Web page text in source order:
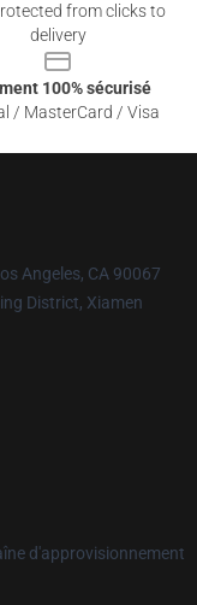
from clicks to
delivery
100% sécurisé
/ MasterCard / Visa
Angeles, CA 90067
District, Xiamen
d'approvisionnement